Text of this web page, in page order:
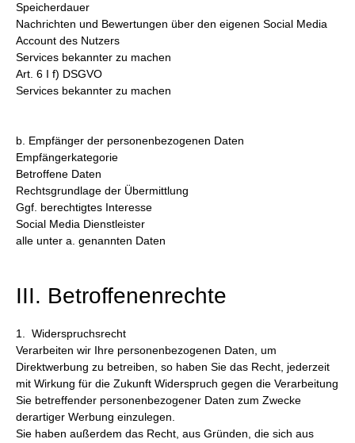
Speicherdauer
Nachrichten und Bewertungen über den eigenen Social Media
Account des Nutzers
Services bekannter zu machen
Art. 6 I f) DSGVO
Services bekannter zu machen
b. Empfänger der personenbezogenen Daten
Empfängerkategorie
Betroffene Daten
Rechtsgrundlage der Übermittlung
Ggf. berechtigtes Interesse
Social Media Dienstleister
alle unter a. genannten Daten
III. Betroffenenrechte
1. Widerspruchsrecht
Verarbeiten wir Ihre personenbezogenen Daten, um
Direktwerbung zu betreiben, so haben Sie das Recht, jederzeit
mit Wirkung für die Zukunft Widerspruch gegen die Verarbeitung
Sie betreffender personenbezogener Daten zum Zwecke
derartiger Werbung einzulegen.
Sie haben außerdem das Recht, aus Gründen, die sich aus